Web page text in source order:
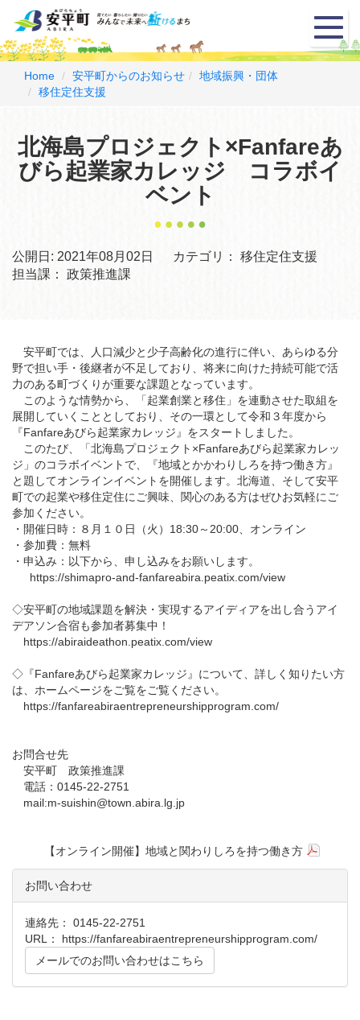
メ
ニ
ュ
Home 安平町からのお知らせ
地域振興・団体
移住定住支援
北海島プロジェクト×Fanfareあ
びら起業家カレッジ コラボイ
ベント
公開日: 2021年08月02日 カテゴリ：
移住定住支援
担当課：
政策推進課
安平町では、人口減少と少子高齢化の進行に伴い、あらゆる分
野で担い手・後継者が不足しており、将来に向けた持続可能で活
力のある町づくりが重要な課題となっています。
このような情勢から、「起業創業と移住」を連動させた取組を
展開していくこととしており、その一環として令和３年度から
『Fanfareあびら起業家カレッジ』をスタートしました。
このたび、「北海島プロジェクト×Fanfareあびら起業家カレッ
ジ」のコラボイベントで、『地域とかかわりしろを持つ働き方』
と題してオンラインイベントを開催します。北海道、そして安平
町での起業や移住定住にご興味、関心のある方はぜひお気軽にご
参加ください。
・開催日時：８月１０日（火）18:30～20:00、オンライン
・参加費：無料
・申込み：以下から、申し込みをお願いします。
https://shimapro-and-fanfareabira.peatix.com/view
◇安平町の地域課題を解決・実現するアイディアを出し合うアイ
デアソン合宿も参加者募集中！
https://abiraideathon.peatix.com/view
◇『Fanfareあびら起業家カレッジ』について、詳しく知りたい方
は、ホームページをご覧をご覧ください。
https://fanfareabiraentrepreneurshipprogram.com/
お問合せ先
安平町 政策推進課
電話：0145-22-2751
mail:m-suishin@town.abira.lg.jp
【オンライン開催】地域と関わりしろを持つ働き方
お問い合わせ
連絡先： 0145-22-2751
URL： https://fanfareabiraentrepreneurshipprogram.com/
メールでのお問い合わせはこちら